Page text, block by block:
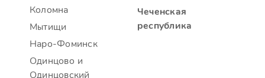
Коломна
Мытищи
Наро-Фоминск
Одинцово и
Одинцовский
Чеченская
республика